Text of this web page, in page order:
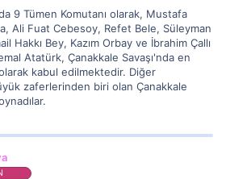
9 Tümen Komutanı olarak, Mustafa
Ali Fuat Cebesoy, Refet Bele, Süleyman
Hakkı Bey, Kazım Orbay ve İbrahim Çallı
Atatürk, Çanakkale Savaşı'nda en
kabul edilmektedir. Diğer
zaferlerinden biri olan Çanakkale